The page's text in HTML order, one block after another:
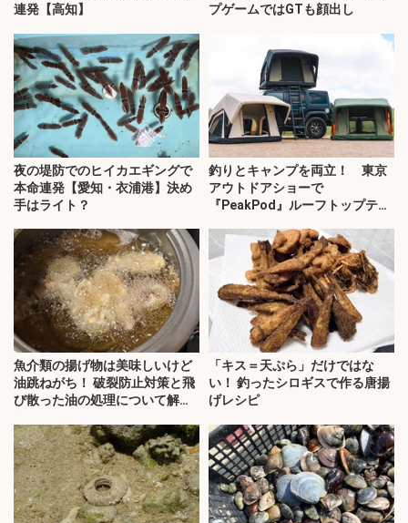
連発【高知】
プゲームではGTも顔出し
夜の堤防でのヒイカエギングで
本命連発【愛知・衣浦港】決め
手はライト？
釣りとキャンプを両立！ 東京
アウトドアショーで
『PeakPod』ルーフトップテン
魚介類の揚げ物は美味しいけど
油跳ねがち！ 破裂防止対策と飛
び散った油の処理について解
「キス＝天ぷら」だけではな
い！ 釣ったシロギスで作る唐揚
げレシピ